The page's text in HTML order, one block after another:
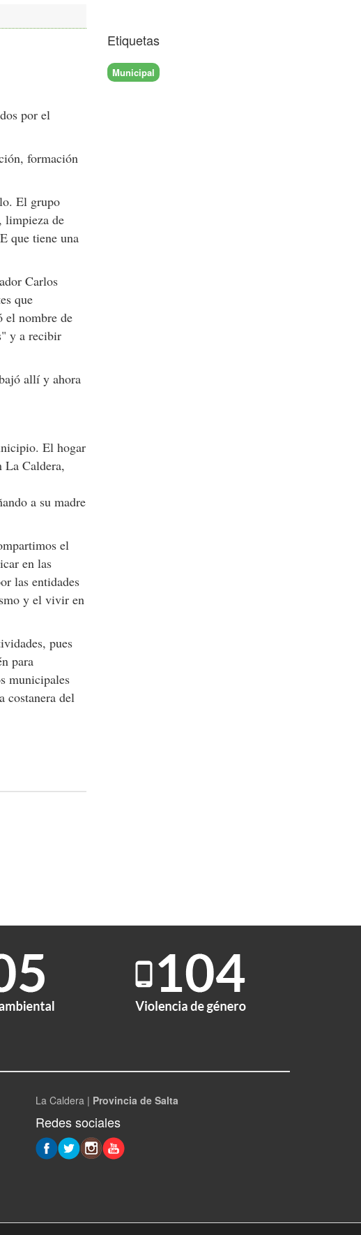
por el
formación
El grupo
limpieza de
que tiene una
Carlos
que
el nombre de
y a recibir
allí y ahora
El hogar
La Caldera,
a su madre
el
en las
las entidades
y el vivir en
pues
para
municipales
costanera del
Etiquetas
Municipal
La Caldera | Provincia de Salta
Redes sociales